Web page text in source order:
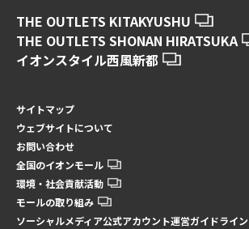
THE OUTLETS KITAKYUSHU
THE OUTLETS SHONAN HIRATSUKA
イオンスタイル西風新都
サイトマップ
ウェブサイトについて
お問い合わせ
全国のイオンモール
環境・社会貢献活動
モールの取り組み
ソーシャルメディア公式アカウント運営ガイドライン